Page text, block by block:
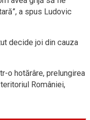
a spus Ludovic
decide joi din cauza
o hotărâre, prelungirea
României,